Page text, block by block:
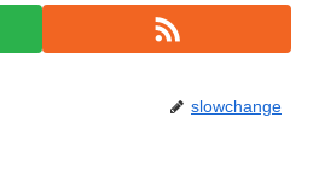
slowchange